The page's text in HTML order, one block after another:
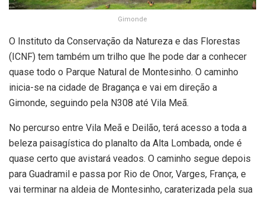
Gimonde
O Instituto da Conservação da Natureza e das Florestas
(ICNF) tem também um trilho que lhe pode dar a conhecer
quase todo o Parque Natural de Montesinho. O caminho
inicia-se na cidade de Bragança e vai em direção a
Gimonde, seguindo pela N308 até Vila Meã.
No percurso entre Vila Meã e Deilão, terá acesso a toda a
beleza paisagística do planalto da Alta Lombada, onde é
quase certo que avistará veados. O caminho segue depois
para Guadramil e passa por Rio de Onor, Varges, França, e
vai terminar na aldeia de Montesinho, caraterizada pela sua